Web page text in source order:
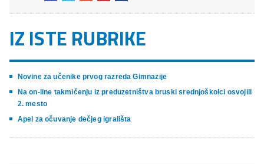
IZ ISTE RUBRIKE
Novine za učenike prvog razreda Gimnazije
Na on-line takmičenju iz preduzetništva bruski srednjoškolci osvojili
2. mesto
Apel za očuvanje dečjeg igrališta